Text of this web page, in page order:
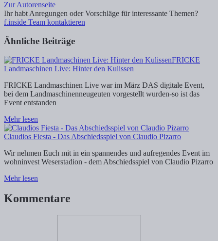
Zur Autorenseite
Ihr habt Anregungen oder Vorschläge für interessante Themen?
f.inside Team kontaktieren
Ähnliche Beiträge
FRICKE
Landmaschinen Live: Hinter den Kulissen
FRICKE Landmaschinen Live war im März DAS digitale Event,
bei dem Landmaschinenneugeuten vorgestellt wurden-so ist das
Event entstanden
Mehr lesen
Claudios Fiesta - Das Abschiedsspiel von Claudio Pizarro
Wir nehmen Euch mit in ein spannendes und aufregendes Event im
wohninvest Weserstadion - dem Abschiedsspiel von Claudio Pizarro
Mehr lesen
Kommentare